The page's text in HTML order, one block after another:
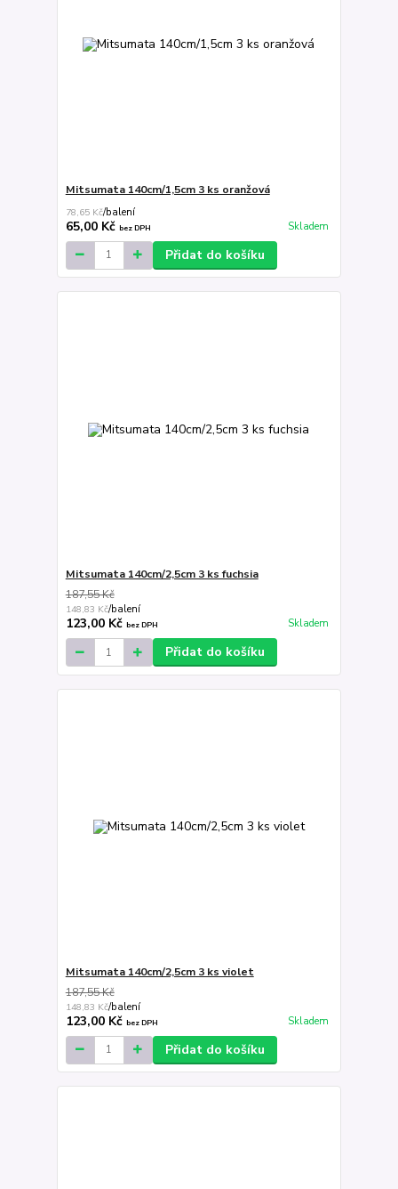
Mitsumata 140cm/1,5cm 3 ks oranžová
78,65 Kč/balení
65,00 Kč bez DPH Skladem
Přidat do košíku
Mitsumata 140cm/2,5cm 3 ks fuchsia
187,55 Kč
148,83 Kč/balení
123,00 Kč bez DPH Skladem
Přidat do košíku
Mitsumata 140cm/2,5cm 3 ks violet
187,55 Kč
148,83 Kč/balení
123,00 Kč bez DPH Skladem
Přidat do košíku